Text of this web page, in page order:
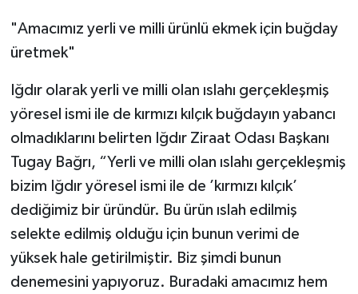
"Amacımız yerli ve milli ürünlü ekmek için buğday
üretmek"
Iğdır olarak yerli ve milli olan ıslahı gerçekleşmiş
yöresel ismi ile de kırmızı kılçık buğdayın yabancı
olmadıklarını belirten Iğdır Ziraat Odası Başkanı
Tugay Bağrı, “Yerli ve milli olan ıslahı gerçekleşmiş
bizim Iğdır yöresel ismi ile de ’kırmızı kılçık’
dediğimiz bir üründür. Bu ürün ıslah edilmiş
selekte edilmiş olduğu için bunun verimi de
yüksek hale getirilmiştir. Biz şimdi bunun
denemesini yapıyoruz. Buradaki amacımız hem